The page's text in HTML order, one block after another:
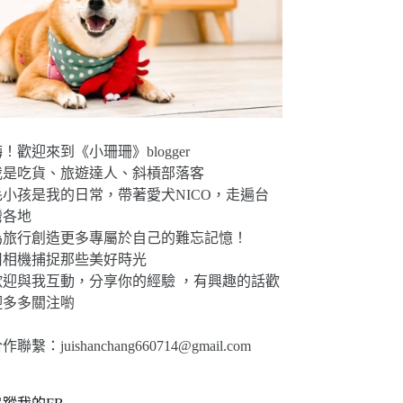
歡迎來到《小珊珊》blogger
是吃貨、旅遊達人、斜槓部落客
小孩是我的日常，帶著愛犬NICO，走遍台
各地
行創造更多專屬於自己的難忘記憶！
相機捕捉那些美好時光
迎與我互動，分享你的經驗 ，有興趣的話歡
多多關注喲
作聯繫：juishanchang660714@gmail.com